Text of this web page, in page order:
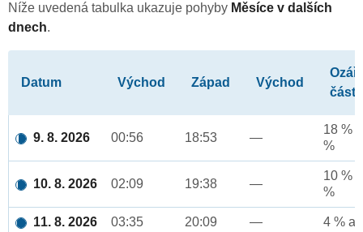
Níže uvedená tabulka ukazuje pohyby Měsíce v dalších
dnech.
Datum Východ Západ Východ
část
9. 8. 2026 00:56 18:53 —
18 %
%
10. 8. 2026 02:09 19:38 —
10 %
%
11. 8. 2026 03:35 20:09 — 4 %